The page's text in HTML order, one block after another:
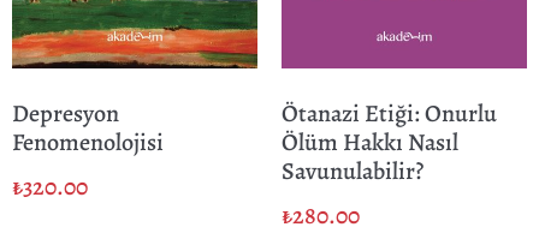
Depresyon
Fenomenolojisi
₺320.00
Ötanazi Etiği: Onurlu
Ölüm Hakkı Nasıl
Savunulabilir?
₺280.00